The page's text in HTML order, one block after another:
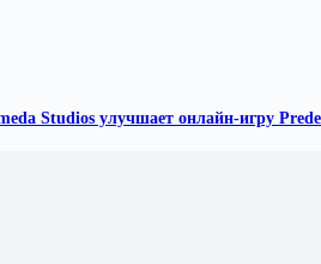
Studios улучшает онлайн-игру